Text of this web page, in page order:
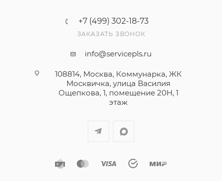
+7 (499) 302-18-73
ЗАКАЗАТЬ ЗВОНОК
info@servicepls.ru
108814, Москва, Коммунарка, ЖК
Москвичка, улица Василия
Ощепкова, 1​, помещение 20Н, 1
этаж